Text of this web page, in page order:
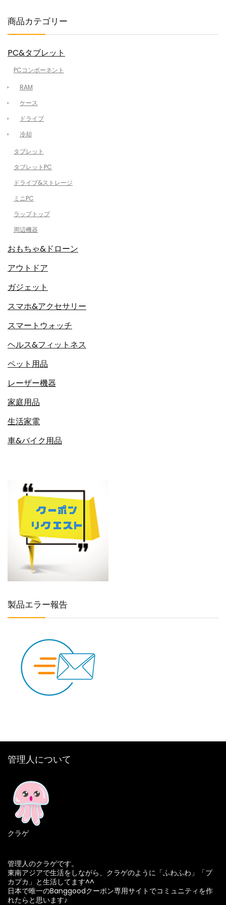
商品カテゴリー
PC&タブレット
PCコンポーネント
RAM
ケース
ドライブ
冷却
タブレット
タブレットPC
ドライブ&ストレージ
ミニPC
ラップトップ
周辺機器
おもちゃ&ドローン
アウトドア
ガジェット
スマホ&アクセサリー
スマートウォッチ
ヘルス&フィットネス
ペット用品
レーザー機器
家庭用品
生活家電
車&バイク用品
製品エラー報告
管理人について
クラゲ
管理人のクラゲです。
東南アジアで生活をしながら、クラゲのように「ふわふわ」「プ
カプカ」と生活してます^^
日本で唯一のBanggoodクーポン専用サイトでコミュニティを作
れたらと思います♪